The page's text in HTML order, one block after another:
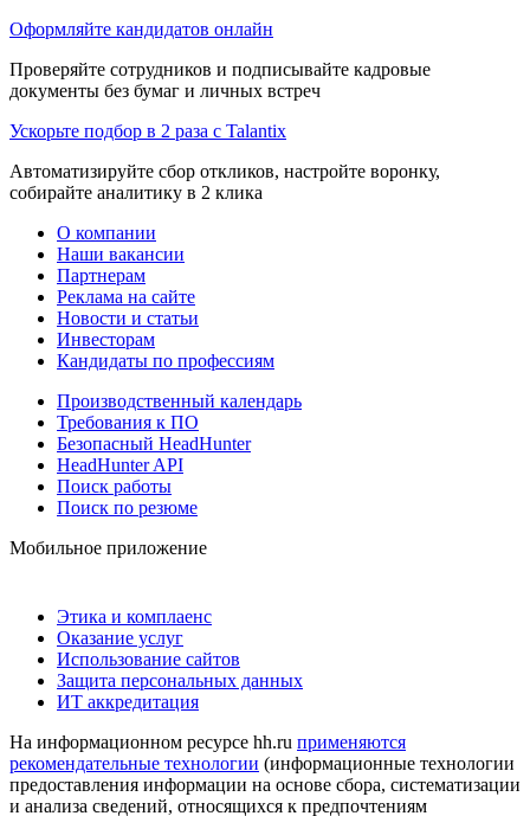
Оформляйте кандидатов онлайн
Проверяйте сотрудников и подписывайте кадровые
документы без бумаг и личных встреч
Ускорьте подбор в 2 раза с Talantix
Автоматизируйте сбор откликов, настройте воронку,
собирайте аналитику в 2 клика
О компании
Наши вакансии
Партнерам
Реклама на сайте
Новости и статьи
Инвесторам
Кандидаты по профессиям
Производственный календарь
Требования к ПО
Безопасный HeadHunter
HeadHunter API
Поиск работы
Поиск по резюме
Мобильное приложение
Этика и комплаенс
Оказание услуг
Использование сайтов
Защита персональных данных
ИТ аккредитация
На информационном ресурсе hh.ru применяются
рекомендательные технологии (информационные технологии
предоставления информации на основе сбора, систематизации
и анализа сведений, относящихся к предпочтениям